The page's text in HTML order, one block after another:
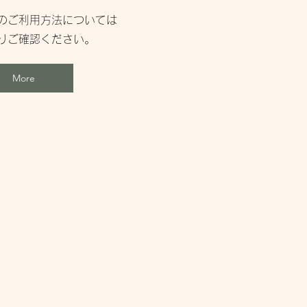
ご利用方法については
ご確認ください。
More